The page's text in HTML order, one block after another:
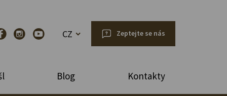
CZ Zeptejte se nás
Blog Kontakty